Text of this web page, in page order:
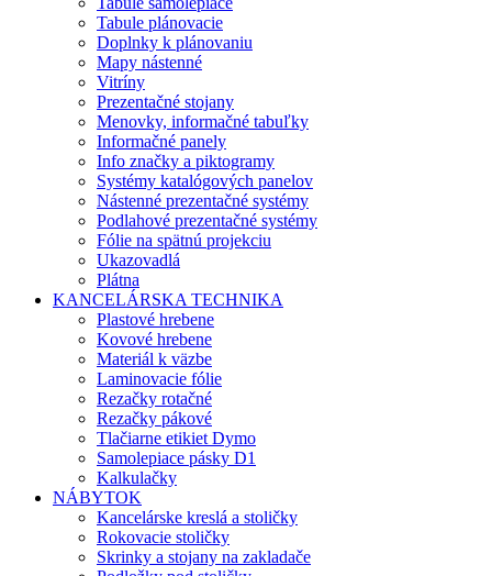
Tabule plánovacie
Doplnky k plánovaniu
Mapy nástenné
Vitríny
Prezentačné stojany
Menovky, informačné tabuľky
Informačné panely
Info značky a piktogramy
Systémy katalógových panelov
Nástenné prezentačné systémy
Podlahové prezentačné systémy
Fólie na spätnú projekciu
Ukazovadlá
Plátna
KANCELÁRSKA TECHNIKA
Plastové hrebene
Kovové hrebene
Materiál k väzbe
Laminovacie fólie
Rezačky rotačné
Rezačky pákové
Tlačiarne etikiet Dymo
Samolepiace pásky D1
Kalkulačky
NÁBYTOK
Kancelárske kreslá a stoličky
Rokovacie stoličky
Skrinky a stojany na zakladače